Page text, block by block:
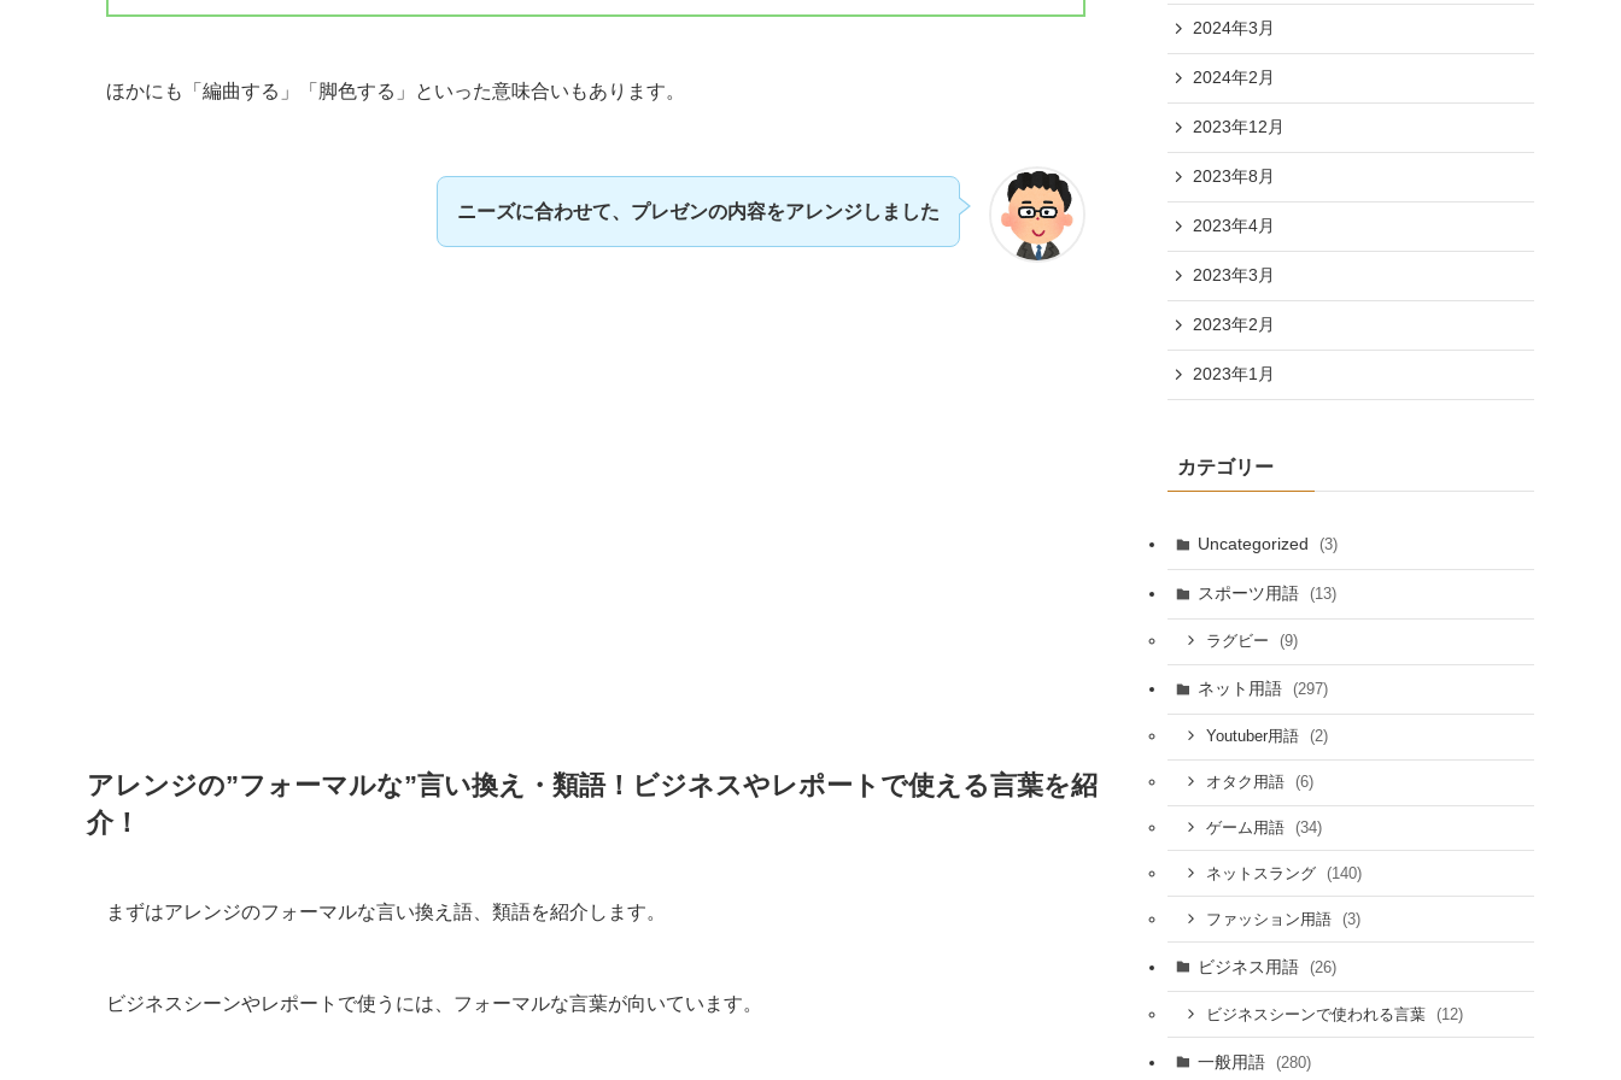
ほかにも「編曲する」「脚色する」といった意味合いもあります。
ニーズに合わせて、プレゼンの内容をアレンジしました
アレンジの”フォーマルな”言い換え・類語！ビジネスやレポートで使える言葉を紹
介！
まずはアレンジのフォーマルな言い換え語、類語を紹介します。
ビジネスシーンやレポートで使うには、フォーマルな言葉が向いています。
2024年3月
2024年2月
2023年12月
2023年8月
2023年4月
2023年3月
2023年2月
2023年1月
カテゴリー
Uncategorized (3)
スポーツ用語 (13)
ラグビー (9)
ネット用語 (297)
Youtuber用語 (2)
オタク用語 (6)
ゲーム用語 (34)
ネットスラング (140)
ファッション用語 (3)
ビジネス用語 (26)
ビジネスシーンで使われる言葉 (12)
一般用語 (280)